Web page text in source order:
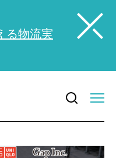
る物流実